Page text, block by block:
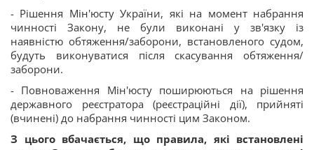
- Рішення Мін'юсту України, які на момент набрання
чинності Закону, не були виконані у зв'язку із
наявністю обтяження/заборони, встановленого судом,
будуть виконуватися після скасування обтяження/
заборони.
- Повноваження Мін'юсту поширюються на рішення
державного реєстратора (реєстраційні дії), прийняті
(вчинені) до набрання чинності цим Законом.
З цього вбачається, що правила, які встановлені